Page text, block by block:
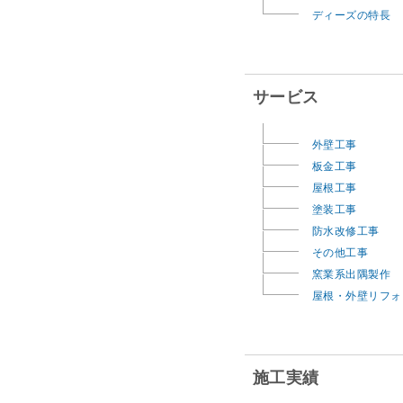
ディーズの特長
サービス
外壁工事
板金工事
屋根工事
塗装工事
防水改修工事
その他工事
窯業系出隅製作
屋根・外壁リフ
施工実績